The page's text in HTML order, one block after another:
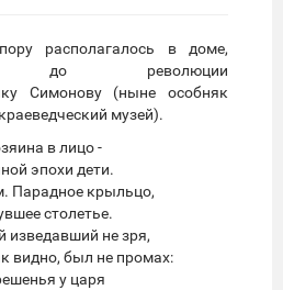
располагалось в доме,
до революции
Симонову (ныне особняк
музей).
в лицо -
эпохи дети.
Парадное крыльцо,
столетье.
изведавший не зря,
видно, был не промах:
у царя